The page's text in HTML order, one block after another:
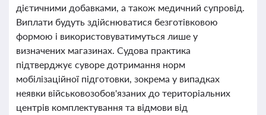
дієтичними добавками, а також медичний супровід.
Виплати будуть здійснюватися безготівковою
формою і використовуватимуться лише у
визначених магазинах. Судова практика
підтверджує суворе дотримання норм
мобілізаційної підготовки, зокрема у випадках
неявки військовозобов'язаних до територіальних
центрів комплектування та відмови від